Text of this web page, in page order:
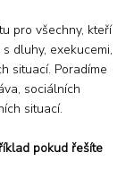
pro všechny, kteří
dluhy, exekucemi,
situací. Poradíme
sociálních
situací.
pokud řešíte